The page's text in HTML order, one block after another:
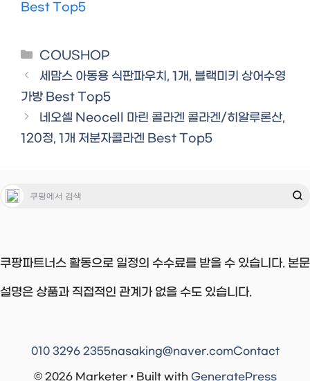
Best Top5
Categories
COUSHOP
세맘스 아동용 식판파우치, 1개, 블랙미키 상어수영
가방 Best Top5
네오셀 Neocell 마린 콜라겐 콜라겐/히알루론산,
120정, 1개 저분자콜라겐 Best Top5
쿠팡파트너스 활동으로 일정의 수수료를 받을 수 있습니다. 본문
설명은 상품과 직접적인 관계가 없을 수도 있습니다.
© 2026 Marketer • Built with GeneratePress
010 3296 2355nasaking@naver.comContact